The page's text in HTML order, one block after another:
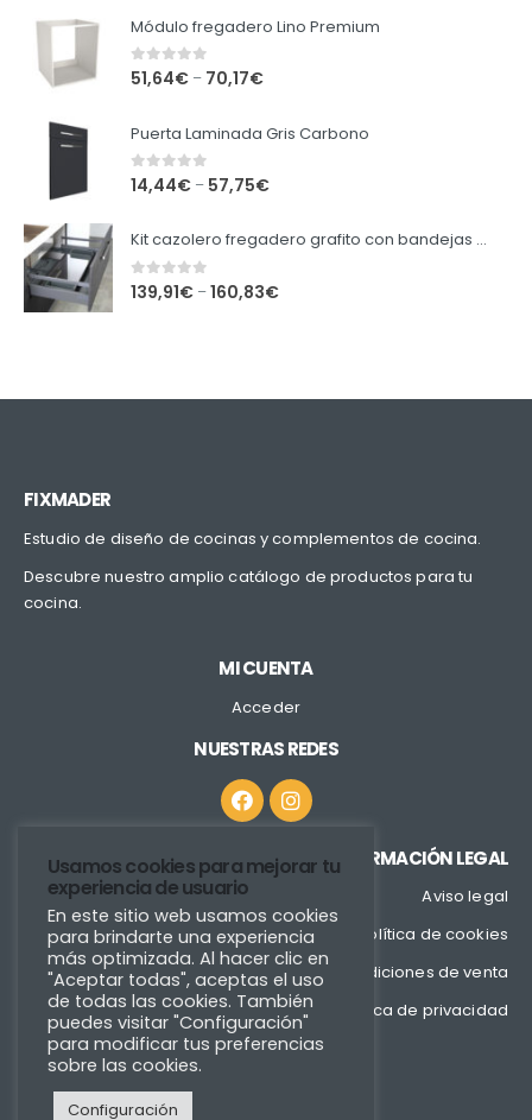
Módulo fregadero Lino Premium
0out of 5
51,64€ – 70,17€
Puerta Laminada Gris Carbono
0 out of 5
14,44€ – 57,75€
Kit cazolero fregadero grafito con bandejas extraibles.
0out of 5
139,91€ –160,83€
FIXMADER
Estudio de diseño de cocinas y complementos de cocina.
Descubre nuestro amplio catálogo de productos para tu
cocina.
MI CUENTA
Acceder
NUESTRAS REDES
INFORMACIÓN LEGAL
Aviso legal
Política de cookies
Condiciones de venta
Política de privacidad
Usamos cookies para mejorar tu
experiencia de usuario
En este sitio web usamos cookies
para brindarte una experiencia
más optimizada. Al hacer clic en
"Aceptar todas", aceptas el uso
de todas las cookies. También
puedes visitar "Configuración"
para modificar tus preferencias
sobre las cookies.
Configuración